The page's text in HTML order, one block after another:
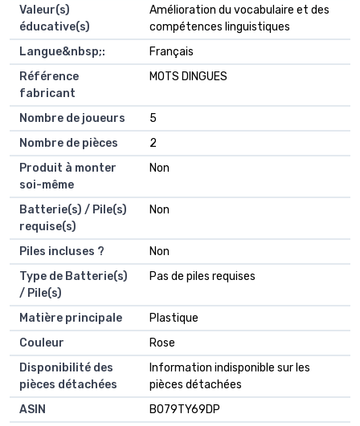
Valeur(s)
éducative(s)
‎Amélioration du vocabulaire et des
compétences linguistiques
Langue&nbsp;:
‎Français
Référence
fabricant
‎MOTS DINGUES
Nombre de joueurs
‎5
Nombre de pièces
‎2
Produit à monter
soi-même
‎Non
Batterie(s) / Pile(s)
requise(s)
‎Non
Piles incluses ?
‎Non
Type de Batterie(s)
/ Pile(s)
‎Pas de piles requises
Matière principale
‎Plastique
Couleur
‎Rose
Disponibilité des
pièces détachées
‎Information indisponible sur les
pièces détachées
ASIN
B079TY69DP